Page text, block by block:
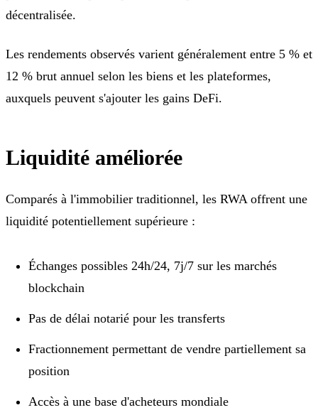
décentralisée.
Les rendements observés varient généralement entre 5 % et
12 % brut annuel selon les biens et les plateformes,
auxquels peuvent s'ajouter les gains DeFi.
Liquidité améliorée
Comparés à l'immobilier traditionnel, les RWA offrent une
liquidité potentiellement supérieure :
Échanges possibles 24h/24, 7j/7 sur les marchés
blockchain
Pas de délai notarié pour les transferts
Fractionnement permettant de vendre partiellement sa
position
Accès à une base d'acheteurs mondiale